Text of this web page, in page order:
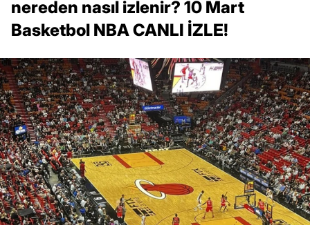
nereden nasıl izlenir? 10 Mart
Basketbol NBA CANLI İZLE!